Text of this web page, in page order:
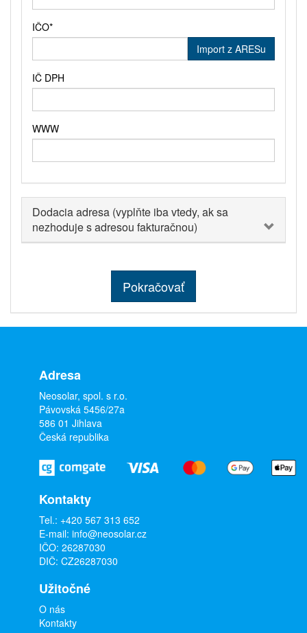
IČO*
Import z ARESu
IČ DPH
WWW
Dodacia adresa (vyplňte iba vtedy, ak sa
nezhoduje s adresou fakturačnou)
Pokračovať
Adresa
Neosolar, spol. s r.o.
Pávovská 5456/27a
586 01 Jihlava
Česká republika
Kontakty
Tel.: +420 567 313 652
E-mail: info@neosolar.cz
IČO: 26287030
DIČ: CZ26287030
Užitočné
O nás
Kontakty